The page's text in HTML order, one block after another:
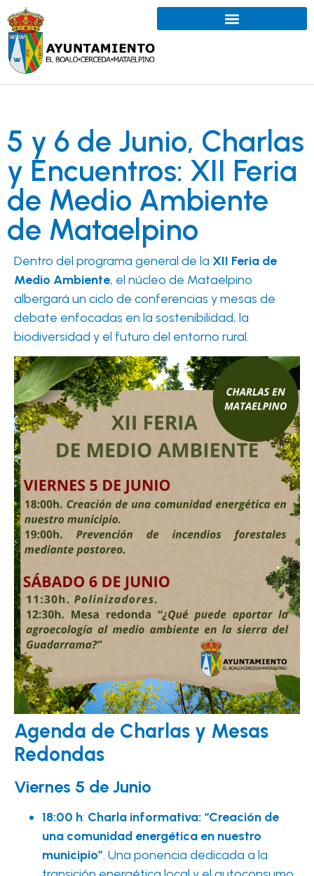
5 y 6 de Junio, Charlas
y Encuentros: XII Feria
de Medio Ambiente
de Mataelpino
Dentro del programa general de la XII Feria de
Medio Ambiente, el núcleo de Mataelpino
albergará un ciclo de conferencias y mesas de
debate enfocadas en la sostenibilidad, la
biodiversidad y el futuro del entorno rural.
Agenda de Charlas y Mesas
Redondas
Viernes 5 de Junio
18:00 h: Charla informativa: “Creación de
una comunidad energética en nuestro
municipio”. Una ponencia dedicada a la